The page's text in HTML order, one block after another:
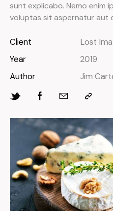
sunt explicabo. Nemo enim
voluptas sit aspernatur aut
Client
Lost
Year
2019
Author
Jim